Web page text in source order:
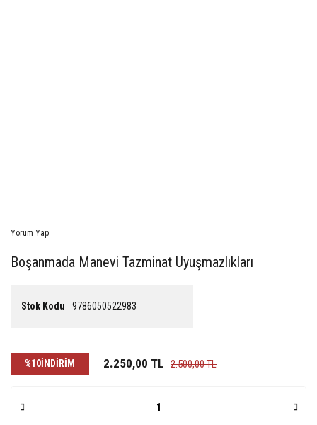
Yorum Yap
Boşanmada Manevi Tazminat Uyuşmazlıkları
Stok Kodu 9786050522983
%10İNDİRİM 2.250,00 TL 2.500,00 TL